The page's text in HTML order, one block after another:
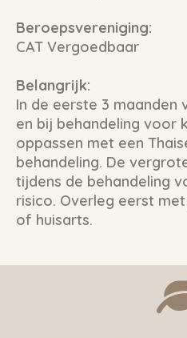
Beroepsvereniging:
CAT Vergoedbaar
Belangrijk:
In de eerste 3 maanden
en bij behandeling voor
oppassen met een
behandeling. De
tijdens de behandeling
risico. Overleg eerst
of huisarts.